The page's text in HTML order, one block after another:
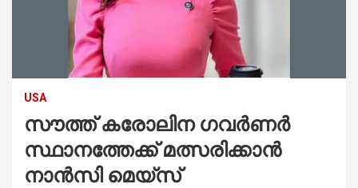
USA
സൗത്ത് കരോലിന ഗവർണർ
സ്ഥാനത്തേക്ക് മത്സരിക്കാൻ
നാൻസി മെയ്‌സ്